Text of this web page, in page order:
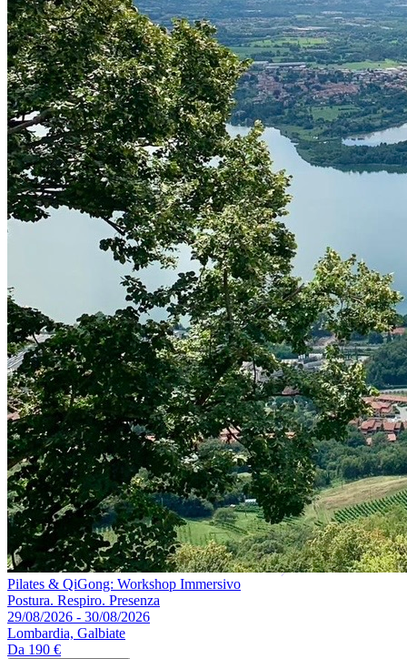
Pilates & QiGong: Workshop Immersivo
Postura. Respiro. Presenza
29/08/2026 - 30/08/2026
Lombardia, Galbiate
Da 190 €